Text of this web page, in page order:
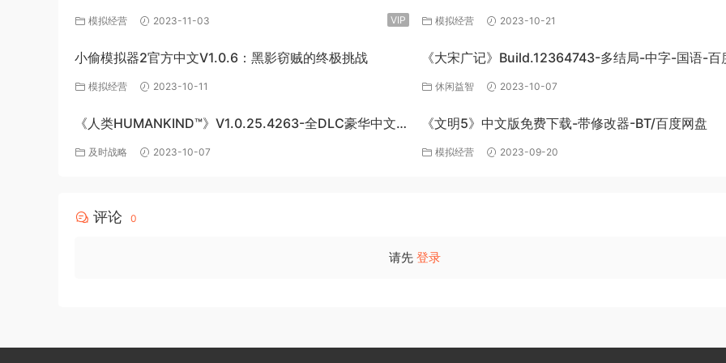
源 模拟经营 2023-11-03 VIP DLC-官方中文-免费下载
模拟经营 2023-10-21
小偷模拟器2官方中文V1.0.6：黑影窃贼的终极挑战
模拟经营 2023-10-11
《大宋广记》Build.12364743-多结局-中字-国语-百
盘下载
休闲益智 2023-10-07
《人类HUMANKIND™》V1.0.25.4263-全DLC豪华中文
版-百度网盘免费下载
及时战略 2023-10-07
《文明5》中文版免费下载-带修改器-BT/百度网盘
模拟经营 2023-09-20
评论 0
请先 登录